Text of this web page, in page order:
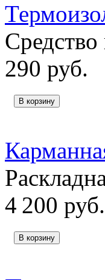
290 руб.
В корзину
4 200 руб.
В корзину